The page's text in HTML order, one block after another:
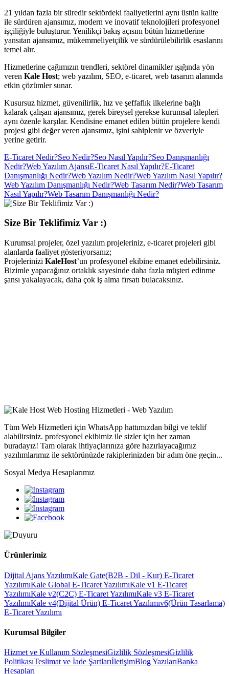
21 yıldan fazla bir süredir sektördeki faaliyetlerini aynı üstün kalite
ile sürdüren ajansımız, modern ve inovatif teknolojileri profesyonel
işçiliğiyle buluşturur. Yenilikçi bakış açısını bütün hizmetlerine
yansıtan ajansımız, mükemmeliyetçilik ve sürdürülebilirlik esaslarını
temel alır.
Hizmetlerine çağımızın trendleri, sektörel dinamikler ışığında yön
veren Kale Host; web yazılım, SEO, e-ticaret, web tasarım alanında
etkin çözümler sunar.
Kusursuz hizmet, güvenilirlik, hız ve şeffaflık ilkelerine bağlı
kalarak çalışan ajansımız, gerek bireysel gerekse kurumsal talepleri
aynı özenle karşılar. Kendisine emanet edilen bütün projelere kendi
projesi gibi değer veren ajansımız, işini sahiplenir ve özveriyle
yerine getirir.
E-Ticaret Nedir?Seo Nedir?Seo Nasıl Yapılır?Seo Danışmanlığı
Nedir?Web Yazılım AjansıE-Ticaret Nasıl Yapılır?E-Ticaret
Danışmanlığı Nedir?Web Yazılım Nedir?Web Yazılım Nasıl Yapılır?
Web Yazılım Danışmanlığı Nedir?Web Tasarım Nedir?Web Tasarım
Nasıl Yapılır?Web Tasarım Danışmanlığı Nedir?
Size Bir Teklifimiz Var :)
Kurumsal projeler, özel yazılım projeleriniz, e-ticaret projeleri gibi
alanlarda faaliyet gösteriyorsanız;
Projelerinizi KaleHost’un profesyonel ekibine emanet edebilirsiniz.
Bizimle yapacağınız ortaklık sayesinde daha fazla müşteri edinme
şansı yakalayacak, daha çok iş alma fırsatı bulacaksınız.
Tüm Web Hizmetleri için WhatsApp hattımızdan bilgi ve teklif
alabilirsiniz. profesyonel ekibimiz ile sizler için her zaman
buradayız! Tam olarak ihtiyaçlarınıza göre hazırlayacağımız
yazılımlarımız ile sektörünüzde rakiplerinizden bir adım öne geçin...
Sosyal Medya Hesaplarımız
Ürünlerimiz
Dijital Ajans YazılımıKale Gate(B2B - Dil - Kur) E-Ticaret
YazılımıKale Global E-Ticaret YazılımıKale v1 E-Ticaret
YazılımıKale v2(C2C) E-Ticaret YazılımıKale v3 E-Ticaret
YazılımıKale v4(Dijital Ürün) E-Ticaret Yazılımıv6(Ürün Tasarlama)
E-Ticaret Yazılımı
Kurumsal Bilgiler
Hizmet ve Kullanım SözleşmesiGizlilik SözleşmesiGizlilik
PolitikasıTeslimat ve İade ŞartlarıİletişimBlog YazılarıBanka
Hesapları